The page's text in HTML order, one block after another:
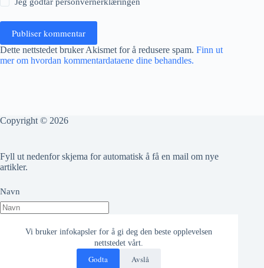
Vi bruker infokapsler for å gi deg den beste opplevelsen
nettstedet vårt.
Godta Avslå
Jeg godtarpersonvernerklæringen
Publiser kommentar
Dette nettstedet bruker Akismet for å redusere spam. Finn ut
mer om hvordan kommentardataene dine behandles.
Copyright © 2026
Fyll ut nedenfor skjema for automatisk å få en mail om nye
artikler.
Navn